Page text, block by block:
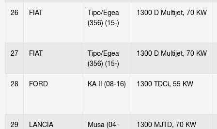
26 FIAT
Tipo/Egea
(356) (15-)
1300 D Multijet, 70 KW
27 FIAT
Tipo/Egea
(356) (15-)
1300 D Multijet, 70 KW
28 FORD KA II (08-16) 1300 TDCi, 55 KW
29
LANCIA
Musa (04-
1300 MJTD, 70 KW